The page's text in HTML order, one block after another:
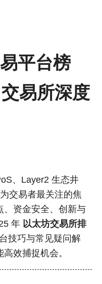
平台榜
易所深度
、Layer2 生态井
交易者最关注的焦
、资金安全、创新与
年 以太坊交易所排
技巧与常见疑问解
效捕捉机会。